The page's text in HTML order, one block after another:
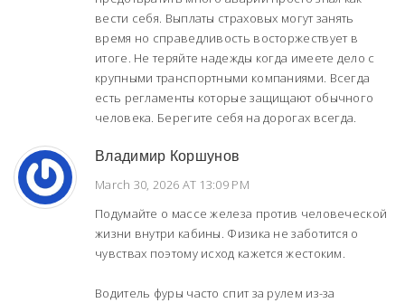
вести себя. Выплаты страховых могут занять
время но справедливость восторжествует в
итоге. Не теряйте надежды когда имеете дело с
крупными транспортными компаниями. Всегда
есть регламенты которые защищают обычного
человека. Берегите себя на дорогах всегда.
Владимир Коршунов
March 30, 2026 AT 13:09 PM
Подумайте о массе железа против человеческой
жизни внутри кабины. Физика не заботится о
чувствах поэтому исход кажется жестоким.
Водитель фуры часто спит за рулем из-за